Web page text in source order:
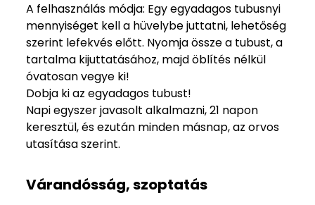
A felhasználás módja: Egy egyadagos tubusnyi
mennyiséget kell a hüvelybe juttatni, lehetőség
szerint lefekvés előtt. Nyomja össze a tubust, a
tartalma kijuttatásához, majd öblítés nélkül
óvatosan vegye ki!
Dobja ki az egyadagos tubust!
Napi egyszer javasolt alkalmazni, 21 napon
keresztül, és ezután minden másnap, az orvos
utasítása szerint.
Várandósság, szoptatás